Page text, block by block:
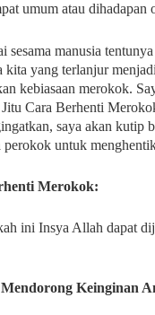
umum atau dihadapan
sesama manusia
kita yang terlanjur
kebiasaan merokok.
Cara Berhenti
saya akan kutip
perokok untuk
Merokok:
ini Insya Allah dapat
Mendorong Keinginan